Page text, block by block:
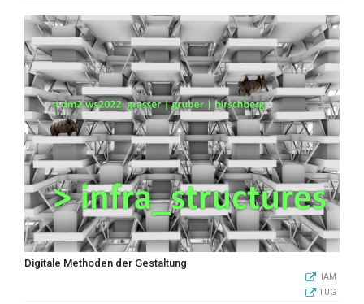
Digitale Methoden der Gestaltung
IAM
TUG